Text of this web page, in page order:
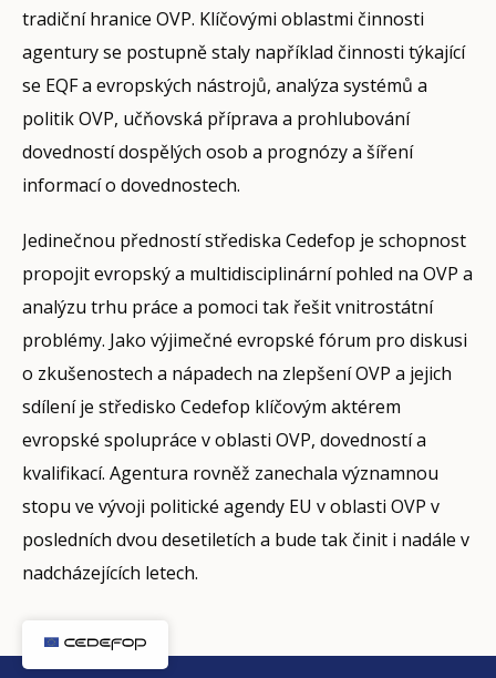
tradiční hranice OVP. Klíčovými oblastmi činnosti
agentury se postupně staly například činnosti týkající
se EQF a evropských nástrojů, analýza systémů a
politik OVP, učňovská příprava a prohlubování
dovedností dospělých osob a prognózy a šíření
informací o dovednostech.
Jedinečnou předností střediska Cedefop je schopnost
propojit evropský a multidisciplinární pohled na OVP a
analýzu trhu práce a pomoci tak řešit vnitrostátní
problémy. Jako výjimečné evropské fórum pro diskusi
o zkušenostech a nápadech na zlepšení OVP a jejich
sdílení je středisko Cedefop klíčovým aktérem
evropské spolupráce v oblasti OVP, dovedností a
kvalifikací. Agentura rovněž zanechala významnou
stopu ve vývoji politické agendy EU v oblasti OVP v
posledních dvou desetiletích a bude tak činit i nadále v
nadcházejících letech.